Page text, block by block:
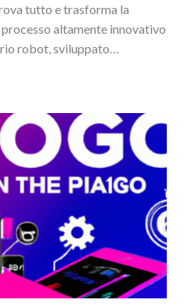
tutto e trasforma la
altamente innovativo
robot, sviluppato